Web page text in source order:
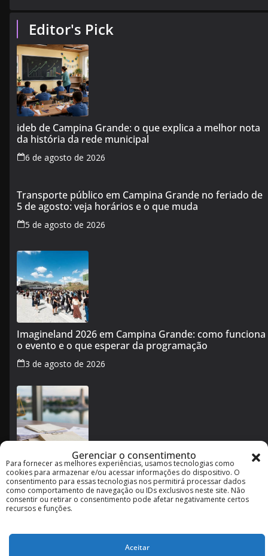
Gerenciar o consentimento
Para fornecer as melhores experiências, usamos tecnologias como
cookies para armazenar e/ou acessar informações do dispositivo. O
consentimento para essas tecnologias nos permitirá processar dados
como comportamento de navegação ou IDs exclusivos neste site. Não
consentir ou retirar o consentimento pode afetar negativamente certos
recursos e funções.
Aceitar
Editor's Pick
ideb de Campina Grande: o que explica a melhor nota
da história da rede municipal
6 de agosto de 2026
Transporte público em Campina Grande no feriado de
5 de agosto: veja horários e o que muda
5 de agosto de 2026
Imagineland 2026 em Campina Grande: como funciona
o evento e o que esperar da programação
3 de agosto de 2026
Cotas raciais no concurso de Campina Grande: o que
muda após decisão da Justiça
2 de agosto de 2026